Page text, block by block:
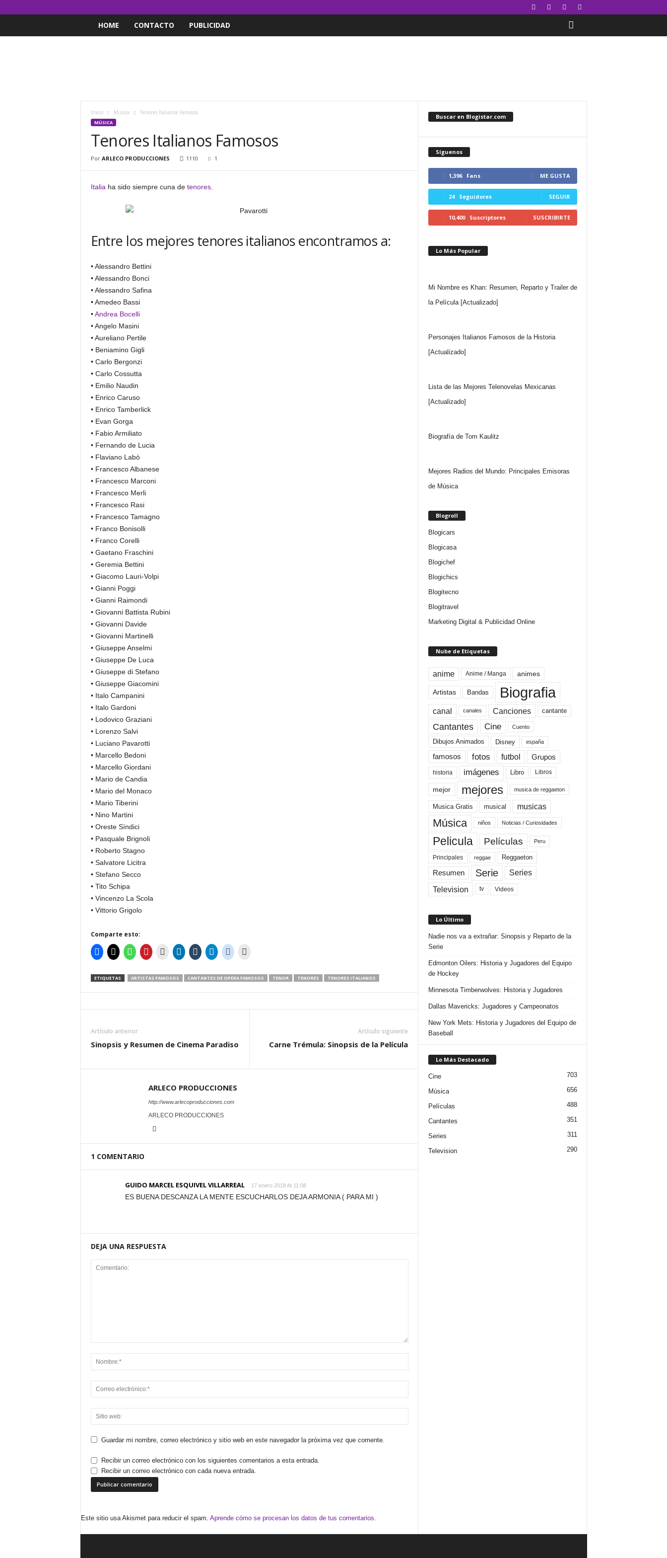
HOME CONTACTO PUBLICIDAD
Inicio Música Tenores Italianos Famosos
MÚSICA
Tenores Italianos Famosos
Por ARLECO PRODUCCIONES 1110 1
Italia ha sido siempre cuna de tenores.
Entre los mejores tenores italianos encontramos a:
• Alessandro Bettini
• Alessandro Bonci
• Alessandro Safina
• Amedeo Bassi
•Andrea Bocelli
• Angelo Masini
• Aureliano Pertile
• Beniamino Gigli
• Carlo Bergonzi
• Carlo Cossutta
• Emilio Naudin
• Enrico Caruso
• Enrico Tamberlick
• Evan Gorga
• Fabio Armiliato
• Fernando de Lucia
• Flaviano Labò
• Francesco Albanese
• Francesco Marconi
• Francesco Merli
• Francesco Rasi
• Francesco Tamagno
• Franco Bonisolli
• Franco Corelli
• Gaetano Fraschini
• Geremia Bettini
• Giacomo Lauri-Volpi
• Gianni Poggi
• Gianni Raimondi
• Giovanni Battista Rubini
• Giovanni Davide
• Giovanni Martinelli
• Giuseppe Anselmi
• Giuseppe De Luca
• Giuseppe di Stefano
• Giuseppe Giacomini
• Italo Campanini
• Italo Gardoni
• Lodovico Graziani
• Lorenzo Salvi
• Luciano Pavarotti
• Marcello Bedoni
• Marcello Giordani
• Mario de Candia
• Mario del Monaco
• Mario Tiberini
• Nino Martini
• Oreste Síndici
• Pasquale Brignoli
• Roberto Stagno
• Salvatore Licitra
• Stefano Secco
• Tito Schipa
• Vincenzo La Scola
• Vittorio Grigolo
Comparte esto:
ETIQUETAS ARTISTAS FAMOSOS CANTANTES DE OPERA FAMOSOS TENOR TENORES TENORES ITALIANOS
Artículo anterior
Sinopsis y Resumen de Cinema Paradiso
Artículo siguiente
Carne Trémula: Sinopsis de la Película
ARLECO PRODUCCIONES
http://www.arlecoproducciones.com
ARLECO PRODUCCIONES
1 COMENTARIO
GUIDO MARCEL ESQUIVEL VILLARREAL 17 enero 2018 At 11:08
ES BUENA DESCANZA LA MENTE ESCUCHARLOS DEJA ARMONIA ( PARA MI )
DEJA UNA RESPUESTA
Guardar mi nombre, correo electrónico y sitio web en este navegador la próxima vez que comente.
Recibir un correo electrónico con los siguientes comentarios a esta entrada.
Recibir un correo electrónico con cada nueva entrada.
Este sitio usa Akismet para reducir el spam. Aprende cómo se procesan los datos de tus comentarios.
Buscar en Blogistar.com
Síguenos
1,396 Fans ME GUSTA
24 Seguidores SEGUIR
10,400 Suscriptores SUSCRIBIRTE
Lo Más Popular
Mi Nombre es Khan: Resumen, Reparto y Trailer de
la Película [Actualizado]
Personajes Italianos Famosos de la Historia
[Actualizado]
Lista de las Mejores Telenovelas Mexicanas
[Actualizado]
Biografía de Tom Kaulitz
Mejores Radios del Mundo: Principales Emisoras
de Música
Blogroll
Blogicars
Blogicasa
Blogichef
Blogichics
Blogitecno
Blogitravel
Marketing Digital & Publicidad Online
Nube de Etiquetas
anime Anime / Manga animes
Artistas Bandas Biografia
canal canales Canciones cantante
Cantantes Cine Cuento
Dibujos Animados Disney españa
famosos fotos futbol Grupos
historia imágenes Libro Libros
mejor mejores musica de reggaeton
Musica Gratis musical musicas
Música niños Noticias / Curiosidades
Pelicula Películas Peru
Principales reggae Reggaeton
Resumen Serie Series
Television tv Videos
Lo Último
Nadie nos va a extrañar: Sinopsis y Reparto de la
Serie
Edmonton Oilers: Historia y Jugadores del Equipo
de Hockey
Minnesota Timberwolves: Historia y Jugadores
Dallas Mavericks: Jugadores y Campeonatos
New York Mets: Historia y Jugadores del Equipo de
Baseball
Lo Más Destacado
Cine 703
Música 656
Películas 488
Cantantes 351
Series 311
Television 290